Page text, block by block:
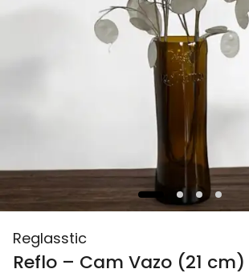
Reglasstic
Reflo – Cam Vazo (21 cm)